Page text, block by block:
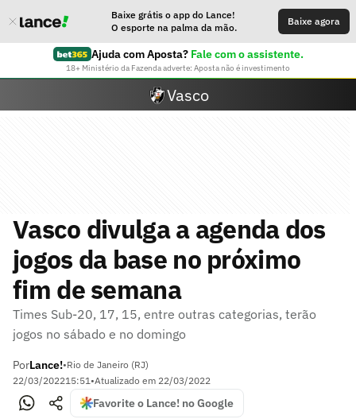
Baixe grátis o app do Lance!
O esporte na palma da mão.
Baixe agora
Ajuda com Aposta? Fale com o assistente.
18+ Ministério da Fazenda adverte: Aposta não é investimento
Vasco
Vasco divulga a agenda dos
jogos da base no próximo
fim de semana
Times Sub-20, 17, 15, entre outras categorias, terão
jogos no sábado e no domingo
PorLance!•Rio de Janeiro (RJ)
22/03/202215:51•Atualizado em 22/03/2022
Favorite o Lance! no Google